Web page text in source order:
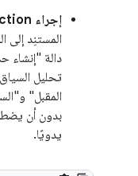
إجراء AppFunction
المستنِد إلى
دالة "إنشاء
تحليل
بدون أن
يدويًا.